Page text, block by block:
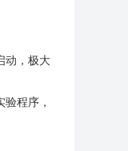
动，极大
程序，